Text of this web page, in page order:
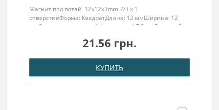
Магнит под потай 12x12x3mm 7/3 х 1
отверстиеФорма: КвадратДлина: 12 ммШирина: 12
ммОтверстие под потай (зеньковка) 7,3 ммВысота: 3
никель.: (Ni-Cu-Ni)Намагничивание: N38Сцепление
21.56 грн.
КУПИТЬ